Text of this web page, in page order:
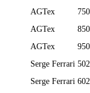
AGTex
AGTex
AGTex
Serge Ferrari
Serge Ferrari